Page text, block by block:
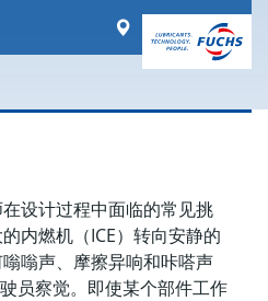
Worldwide
设计过程中面临的常见挑
内燃机（ICE）转向安静的
嗡声、摩擦异响和咔嗒声
员察觉。即使某个部件工作